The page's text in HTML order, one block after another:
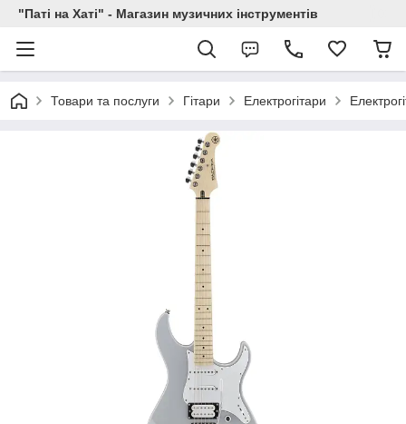
"Паті на Хаті" - Магазин музичних інструментів
Товари та послуги Гітари Електрогітари